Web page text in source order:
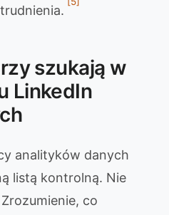
szukają w
LinkedIn
analityków danych
listą kontrolną. Nie
co